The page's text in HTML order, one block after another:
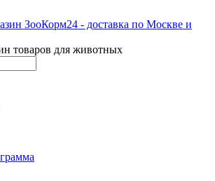
товаров для животных